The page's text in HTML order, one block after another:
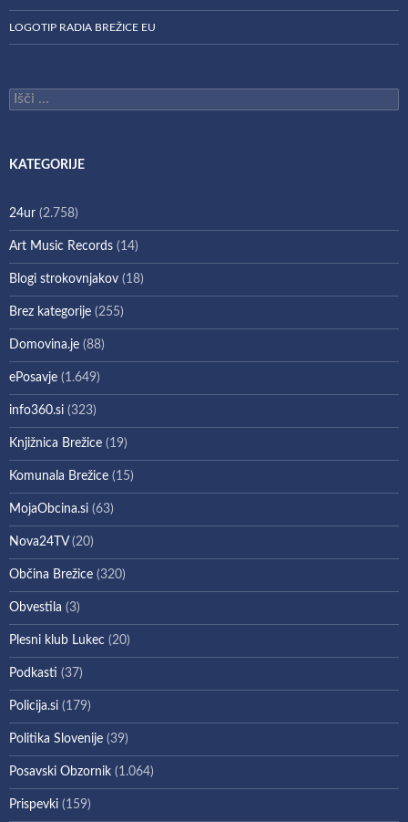
LOGOTIP RADIA BREŽICE EU
Išči:
KATEGORIJE
24ur (2.758)
Art Music Records (14)
Blogi strokovnjakov (18)
Brez kategorije (255)
Domovina.je (88)
ePosavje (1.649)
info360.si (323)
Knjižnica Brežice (19)
Komunala Brežice (15)
MojaObcina.si (63)
Nova24TV(20)
Občina Brežice (320)
Obvestila (3)
Plesni klub Lukec (20)
Podkasti (37)
Policija.si (179)
Politika Slovenije (39)
Posavski Obzornik (1.064)
Prispevki (159)